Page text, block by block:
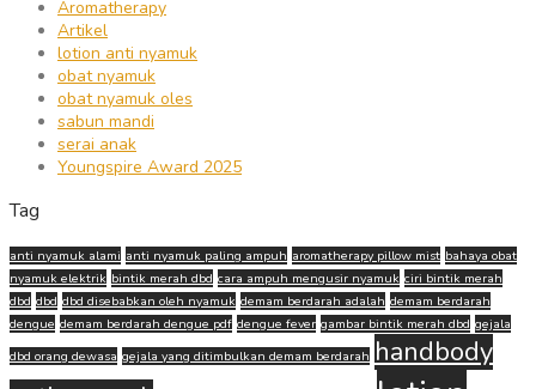
Aromatherapy
Artikel
lotion anti nyamuk
obat nyamuk
obat nyamuk oles
sabun mandi
serai anak
Youngspire Award 2025
Tag
anti nyamuk alami anti nyamuk paling ampuh aromatherapy pillow mist bahaya obat
nyamuk elektrik bintik merah dbd cara ampuh mengusir nyamuk ciri bintik merah
dbd dbd dbd disebabkan oleh nyamuk demam berdarah adalah demam berdarah
dengue demam berdarah dengue pdf dengue fever gambar bintik merah dbd gejala
dbd orang dewasa gejala yang ditimbulkan demam berdarah handbody